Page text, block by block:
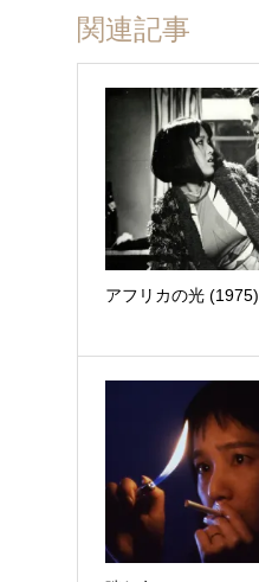
関連記事
アフリカの光 (1975)